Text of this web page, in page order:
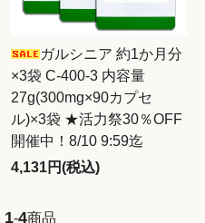
ガルシニア 約1か月分
×3袋 C-400-3 内容量
27g(300mg×90カプセ
ル)×3袋 ★活力祭30％OFF
開催中！8/10 9:59迄
4,131円(税込)
1-4商品